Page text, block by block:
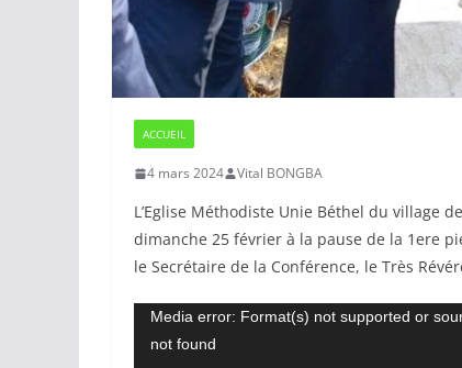
ACCUEIL
4 mars 2024 Vital BONGBA
L’Eglise Méthodiste Unie Béthel du village
dimanche 25 février à la pause de la 1ere
le Secrétaire de la Conférence, le Très
Lecteur
vidéo
Media error: Format(s) not supported or
not found